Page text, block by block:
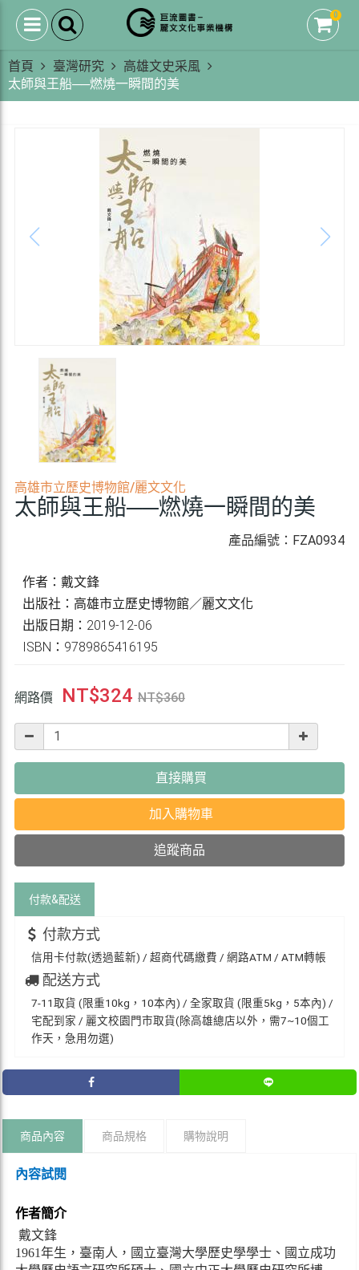
0
首頁 臺灣研究
高雄文史采風
太師與王船──燃燒一瞬間的美
高雄市立歷史博物館/麗文文化
太師與王船──燃燒一瞬間的美
產品編號：FZA0934
作者：戴文鋒
出版社：高雄市立歷史博物館／麗文文化
出版日期：2019-12-06
ISBN：9789865416195
網路價 NT$324 NT$360
直接購買
加入購物車
追蹤商品
付款&配送
付款方式
信用卡付款(透過藍新) / 超商代碼繳費 / 網路ATM / ATM轉帳
配送方式
7-11取貨 (限重10kg，10本內) / 全家取貨 (限重5kg，5本內) /
宅配到家 / 麗文校園門市取貨(除高雄總店以外，需7~10個工
作天，急用勿選)
商品內容 商品規格 購物說明
內容試閱
作者簡介
戴文鋒
1961年生，臺南人，國立臺灣大學歷史學學士、國立成功